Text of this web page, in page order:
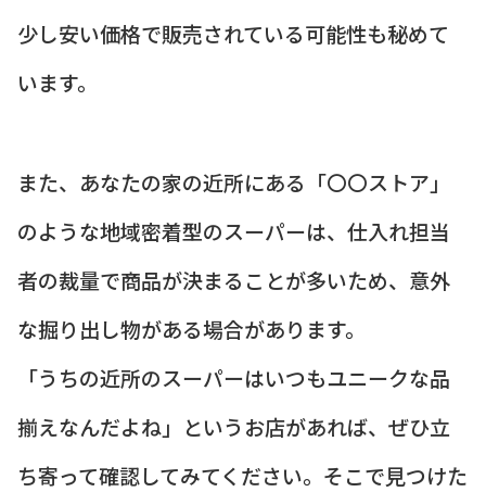
少し安い価格で販売されている可能性も秘めて
います。
また、あなたの家の近所にある「〇〇ストア」
のような地域密着型のスーパーは、仕入れ担当
者の裁量で商品が決まることが多いため、意外
な掘り出し物がある場合があります。
「うちの近所のスーパーはいつもユニークな品
揃えなんだよね」というお店があれば、ぜひ立
ち寄って確認してみてください。そこで見つけた